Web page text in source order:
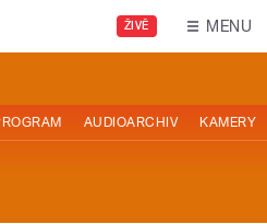
ŽIVĚ MENU
AUDIOARCHIV KAMERY